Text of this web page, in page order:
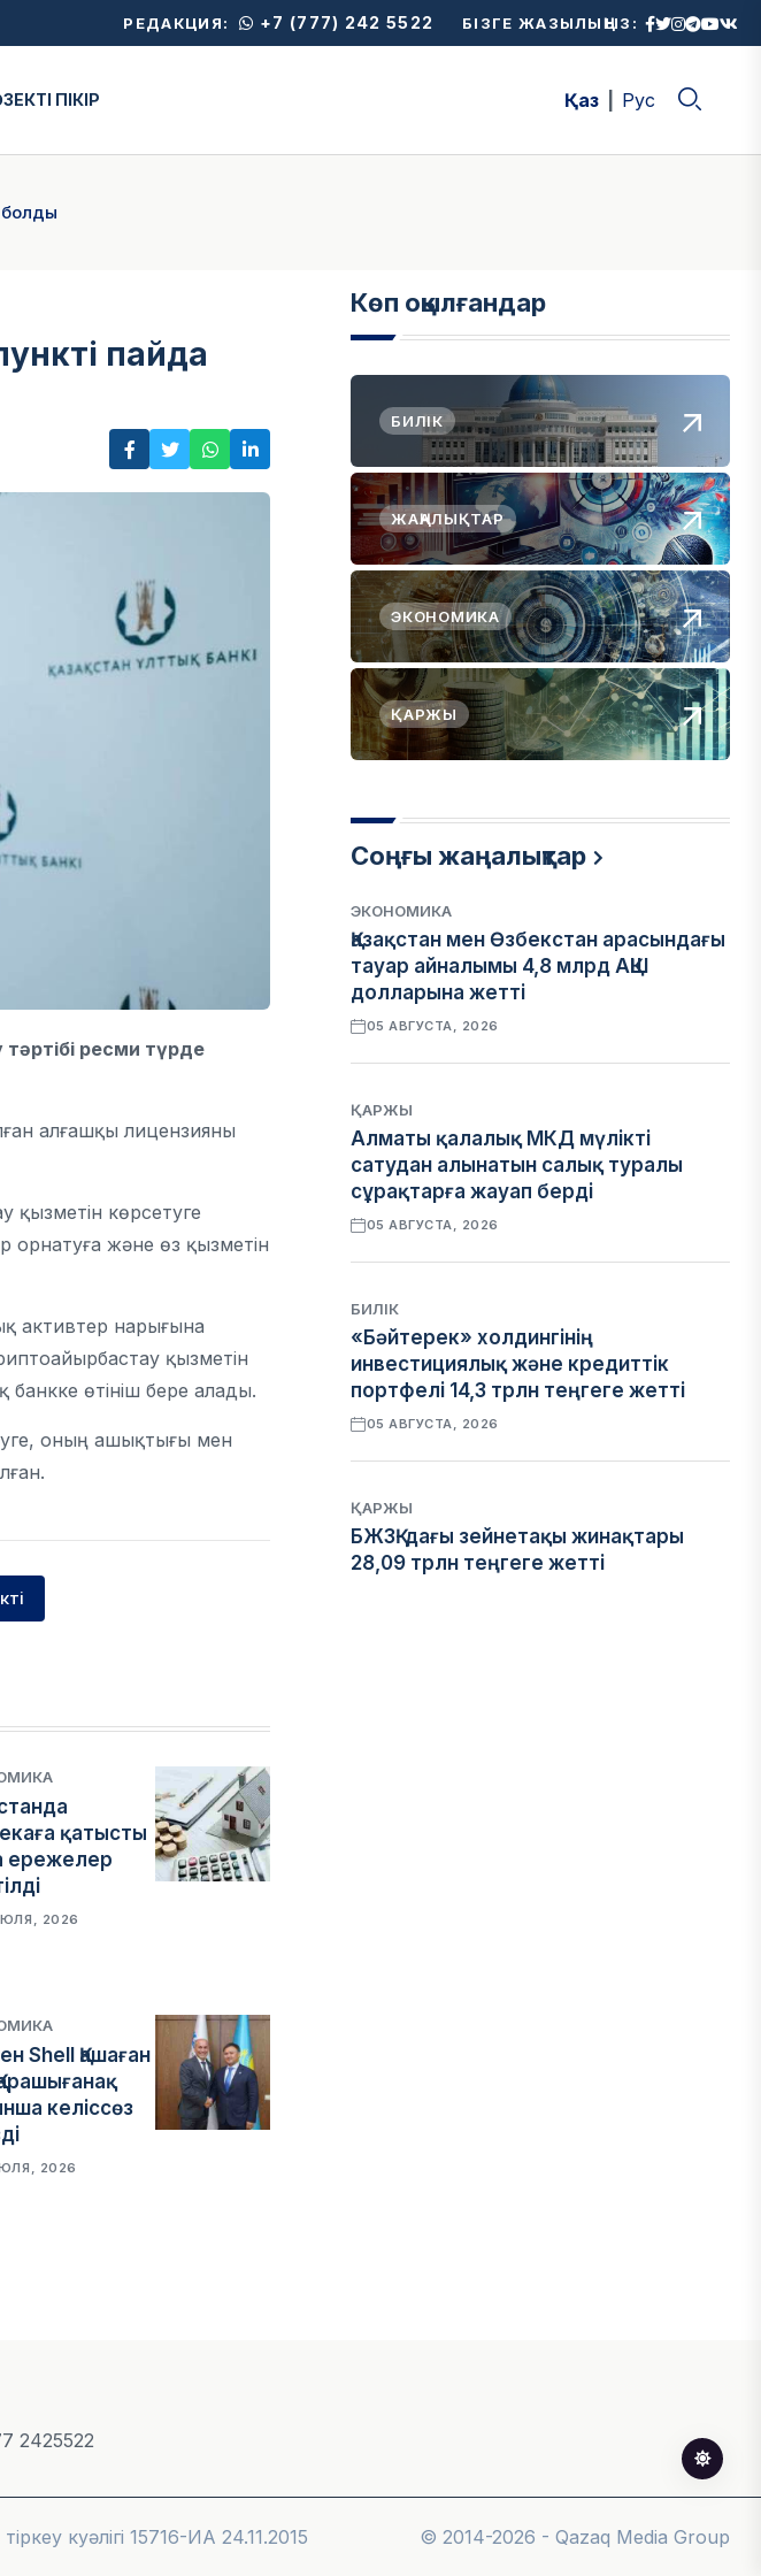
РЕДАКЦИЯ: +7 (777) 242 5522 БІЗГЕ ЖАЗЫЛЫҢЫЗ:
ПІКІР Қаз Рус
болды
пайда
ресми түрде
алғашқы лицензияны
қызметін көрсетуге
орнатуға және өз қызметін
активтер нарығына
қызметін
өтініш бере алады.
оның ашықтығы мен
қатысты
ережелер
2026
Shell Қашаған
келіссөз
2026
Көп оқылғандар
БИЛІК
ЖАҢАЛЫҚТАР
ЭКОНОМИКА
ҚАРЖЫ
Соңғы жаңалықтар
ЭКОНОМИКА
Қазақстан мен Өзбекстан арасындағы
тауар айналымы 4,8 млрд АҚШ
долларына жетті
05 АВГУСТА, 2026
ҚАРЖЫ
Алматы қалалық МКД мүлікті
сатудан алынатын салық туралы
сұрақтарға жауап берді
05 АВГУСТА, 2026
БИЛІК
«Бәйтерек» холдингінің
инвестициялық және кредиттік
портфелі 14,3 трлн теңгеге жетті
05 АВГУСТА, 2026
ҚАРЖЫ
БЖЗҚ-дағы зейнетақы жинақтары
28,09 трлн теңгеге жетті
Джемаль мен оның әріптестерін
Африкада кім өлтірді?
2425522
куәлігі 15716-ИА 24.11.2015 © 2014-2026 - Qazaq Media Group